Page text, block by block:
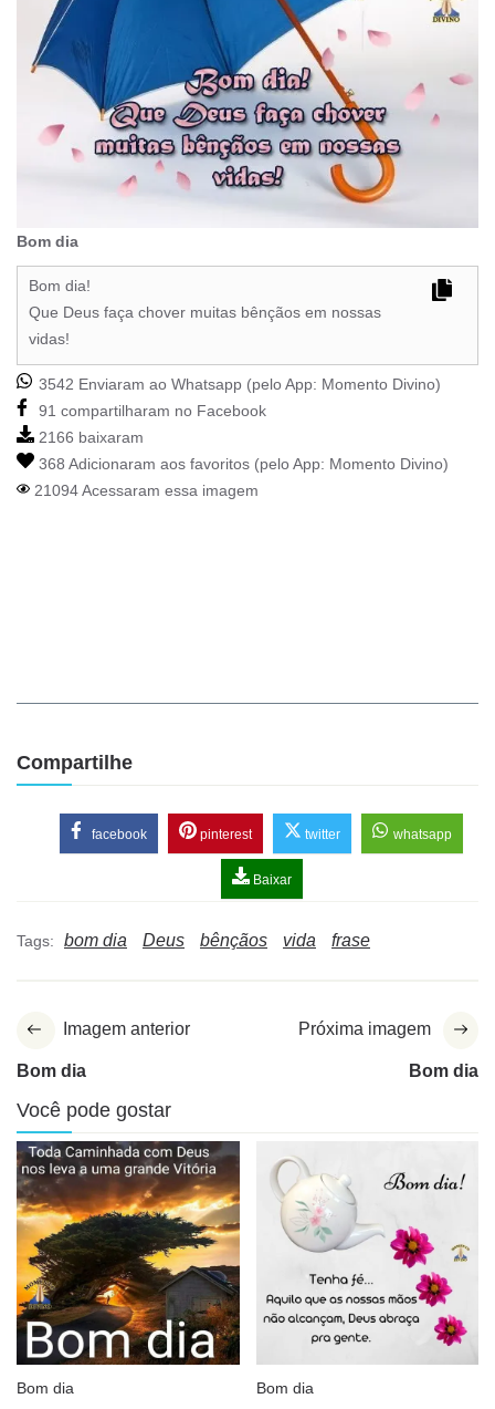
Bom dia
Bom dia!
Que Deus faça chover muitas bênçãos em nossas
vidas!
3542 Enviaram ao Whatsapp (pelo App: Momento Divino)
91 compartilharam no Facebook
2166 baixaram
368 Adicionaram aos favoritos (pelo App: Momento Divino)
21094 Acessaram essa imagem
Compartilhe
facebook pinterest twitter whatsapp
Baixar
Tags: bom dia Deus bênçãos vida frase
Imagem anterior
Bom dia
Próxima imagem
Bom dia
Você pode gostar
Bom dia Bom dia